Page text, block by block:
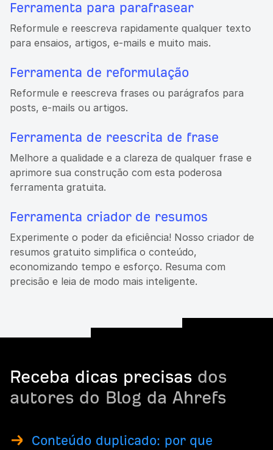
Ferramenta para parafrasear
Reformule e reescreva rapidamente qualquer texto
para ensaios, artigos, e-mails e muito mais.
Ferramenta de reformulação
Reformule e reescreva frases ou parágrafos para
posts, e-mails ou artigos.
Ferramenta de reescrita de frase
Melhore a qualidade e a clareza de qualquer frase e
aprimore sua construção com esta poderosa
ferramenta gratuita.
Ferramenta criador de resumos
Experimente o poder da eficiência! Nosso criador de
resumos gratuito simplifica o conteúdo,
economizando tempo e esforço. Resuma com
precisão e leia de modo mais inteligente.
Receba dicas precisas dos
autores do Blog da Ahrefs
Conteúdo duplicado: por que